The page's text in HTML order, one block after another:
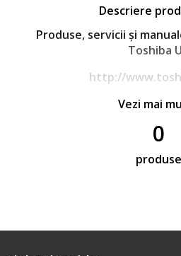
Descriere
Produse, servicii și
Toshiba
http://
Vezi mai
0
produse